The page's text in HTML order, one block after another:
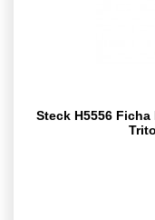
Steck H5556 Ficha